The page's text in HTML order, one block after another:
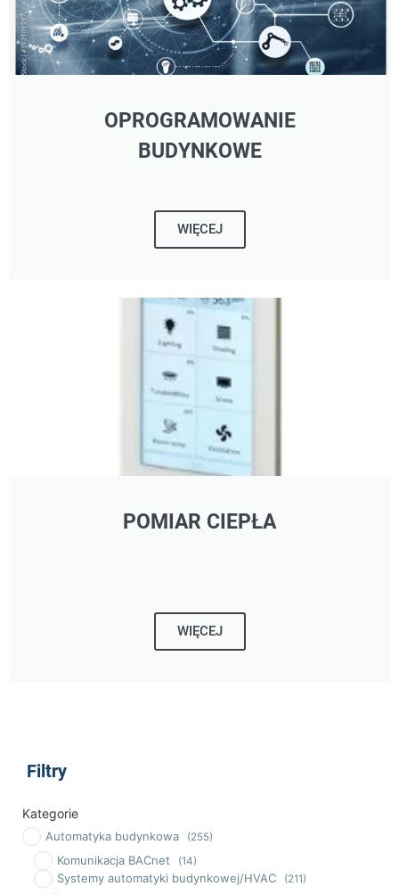
OPROGRAMOWANIE
BUDYNKOWE
WIĘCEJ
POMIAR CIEPŁA
WIĘCEJ
Filtry
Kategorie
Automatyka budynkowa (255)
Komunikacja BACnet (14)
Systemy automatyki budynkowej/HVAC (211)